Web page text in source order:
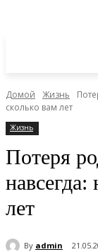
Домой Жизнь
сколько вам лет
Жизнь
Потеря
лет
By admin